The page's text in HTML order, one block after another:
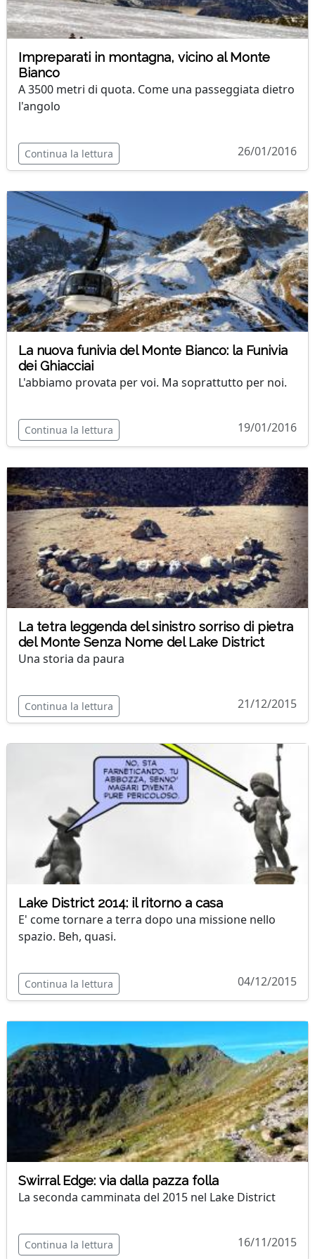
Impreparati in montagna, vicino al Monte
Bianco
A 3500 metri di quota. Come una passeggiata dietro
l'angolo
Continua la lettura 26/01/2016
La nuova funivia del Monte Bianco: la Funivia
dei Ghiacciai
L'abbiamo provata per voi. Ma soprattutto per noi.
Continua la lettura 19/01/2016
La tetra leggenda del sinistro sorriso di pietra
del Monte Senza Nome del Lake District
Una storia da paura
Continua la lettura 21/12/2015
Lake District 2014: il ritorno a casa
E' come tornare a terra dopo una missione nello
spazio. Beh, quasi.
Continua la lettura 04/12/2015
Swirral Edge: via dalla pazza folla
La seconda camminata del 2015 nel Lake District
Continua la lettura 16/11/2015